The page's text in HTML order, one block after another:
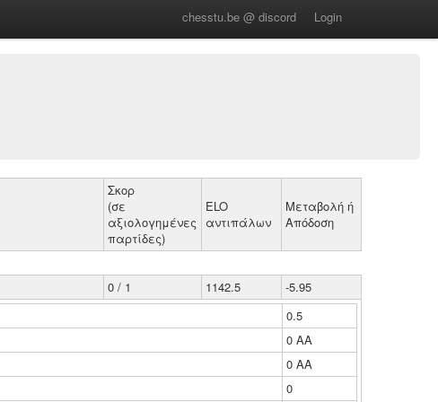
chesstu.be @ discord Login
Σκορ
(σε
αξιολογημένες
παρτίδες)
ELO
αντιπάλων
Μεταβολή ή
Απόδοση
0 / 1 1142.5
-5.95
0.5
0 ΑΑ
0 ΑΑ
0